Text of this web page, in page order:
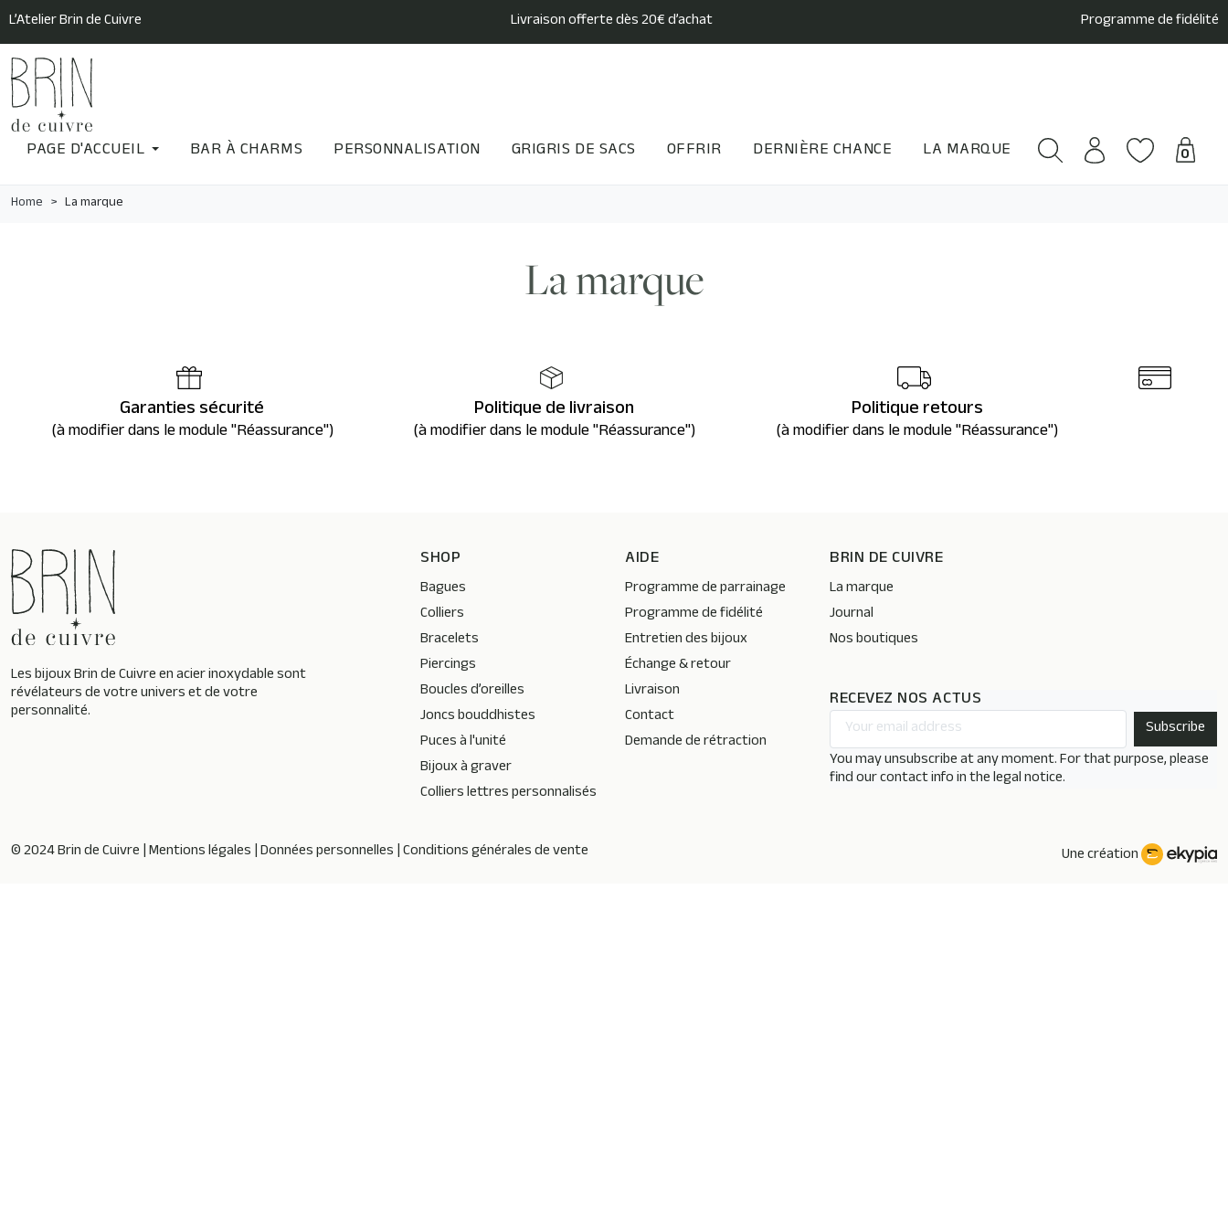
L’Atelier Brin de Cuivre Livraison offerte dès 20€ d’achat Programme de fidélité
PAGE D'ACCUEIL BAR À CHARMS PERSONNALISATION GRIGRIS DE SACS OFFRIR DERNIÈRE CHANCE LA MARQUE 0
Home La marque
La marque
Garanties sécurité
(à modifier dans le module "Réassurance")
Politique de livraison
(à modifier dans le module "Réassurance")
Politique retours
(à modifier dans le module "Réassurance")
Les bijoux Brin de Cuivre en acier inoxydable sont
révélateurs de votre univers et de votre
personnalité.
SHOP
Bagues
Colliers
Bracelets
Piercings
Boucles d’oreilles
Joncs bouddhistes
Puces à l'unité
Bijoux à graver
Colliers lettres personnalisés
AIDE
Programme de parrainage
Programme de fidélité
Entretien des bijoux
Échange & retour
Livraison
Contact
Demande de rétraction
BRIN DE CUIVRE
La marque
Journal
Nos boutiques
RECEVEZ NOS ACTUS
You may unsubscribe at any moment. For that purpose, please
find our contact info in the legal notice.
© 2024 Brin de Cuivre |Mentions légales|Données personnelles|Conditions générales de vente Une création